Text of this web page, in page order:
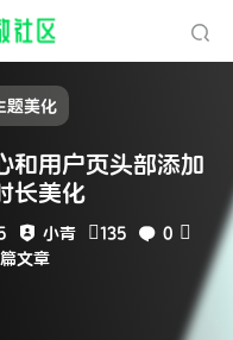
题美化
和用户页头部添加
长美化
小青 135
0
文章